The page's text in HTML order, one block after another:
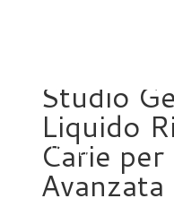
Studio
Liquido
Carie
Avanzata